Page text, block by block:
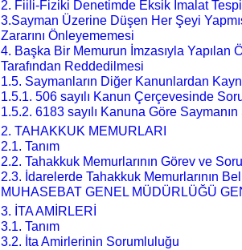
2. Fiili-Fiziki Denetimde Eksik İmalat
3.Sayman Üzerine Düşen Her Şeyi
Zararını Önleyememesi
4. Başka Bir Memurun İmzasıyla Yapılan
Tarafından Reddedilmesi
1.5. Saymanların Diğer Kanunlardan
1.5.1. 506 sayılı Kanun Çerçevesinde
1.5.2. 6183 sayılı Kanuna Göre
2. TAHAKKUK MEMURLARI
2.1. Tanım
2.2. Tahakkuk Memurlarının Görev ve
2.3. İdarelerde Tahakkuk Memurlarının
MUHASEBAT GENEL MÜDÜRLÜĞÜ
3. İTA AMİRLERİ
3.1. Tanım
3.2. İta Amirlerinin Sorumluluğu